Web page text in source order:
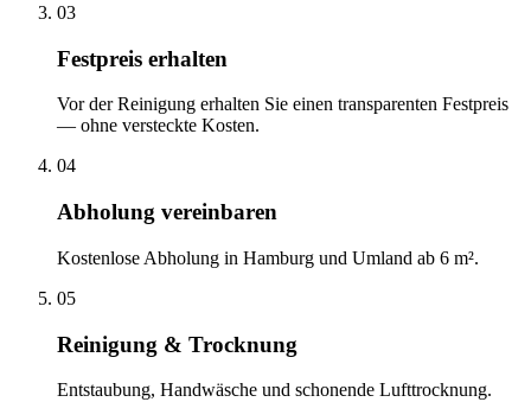
03
Festpreis erhalten
Vor der Reinigung erhalten Sie einen transparenten Festpreis
— ohne versteckte Kosten.
04
Abholung vereinbaren
Kostenlose Abholung in Hamburg und Umland ab 6 m².
05
Reinigung & Trocknung
Entstaubung, Handwäsche und schonende Lufttrocknung.